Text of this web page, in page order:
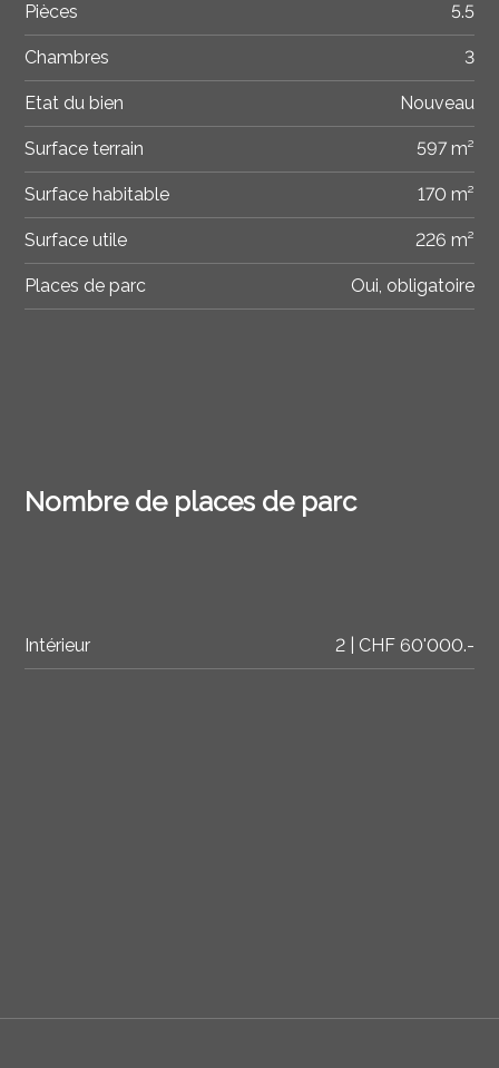
Pièces 5.5
Chambres 3
Etat du bien Nouveau
Surface terrain 597 m²
Surface habitable 170 m²
Surface utile 226 m²
Places de parc Oui, obligatoire
Nombre de places de parc
Intérieur 2 | CHF 60'000.-